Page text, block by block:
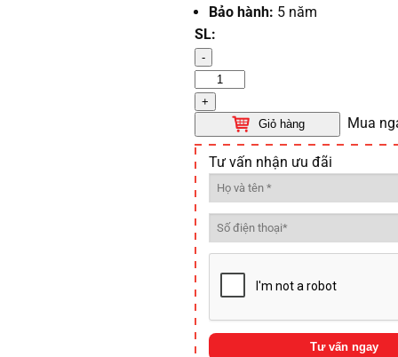
Bảo hành: 5 năm
SL:
-
Đèn
năng
mặt
trời
ốp
trần
trong
nhà
M-
OT
1000W
Maxsolar
+
Giỏ hàng
Mua
Tư vấn nhận ưu đãi